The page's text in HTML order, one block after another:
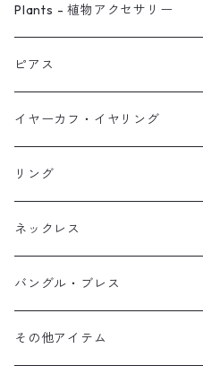
ピアス
ネックレス
イヤーカフ
イヤリング
Plants - 植物アクセサリー
ピアス
ネックレス
リング
ブレス
オブジェ
イヤーカフ
ピアス
スタッド・一粒
フック・ぶら下がり
フープ
イヤーカフ・イヤリング
原石イヤーカフ
植物イヤーカフ
ぶら下がりイヤーカフ
2連イヤーカフ
リング
ネックレス
バングル・ブレス
ブレスレット
その他アイテム